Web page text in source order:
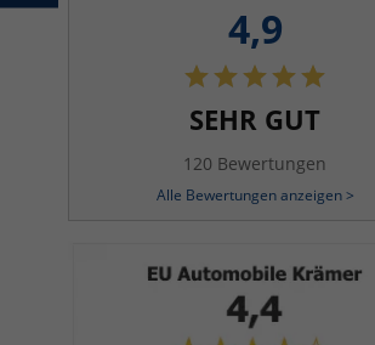
4,9
SEHR GUT
120 Bewertungen
Alle Bewertungen anzeigen >